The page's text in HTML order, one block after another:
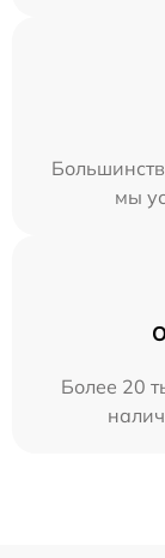
мы
Более 20